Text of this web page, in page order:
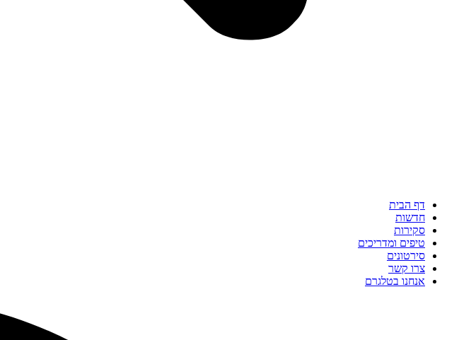
דף הבית
חדשות
סקירות
טיפים ומדריכים
סירטונים
צרו קשר
אנחנו בטלגרם